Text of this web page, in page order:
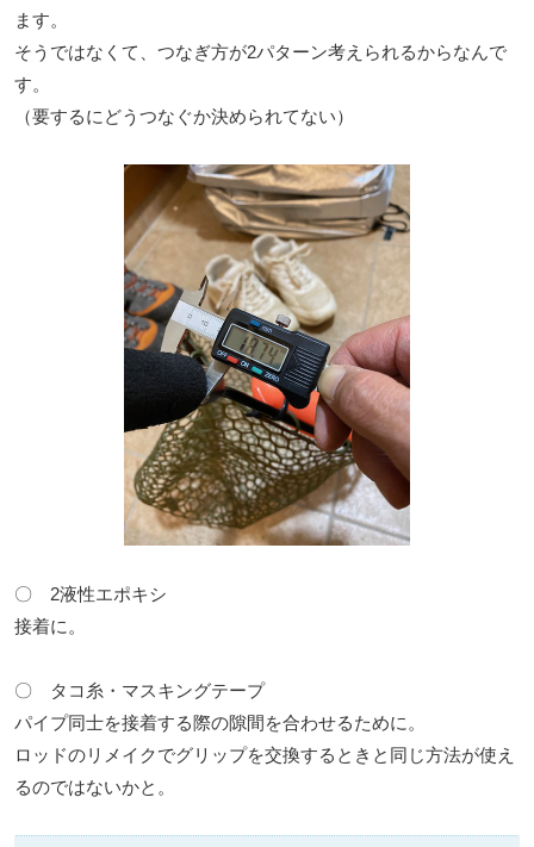
ます。
そうではなくて、つなぎ方が2パターン考えられるからなんで
す。
（要するにどうつなぐか決められてない）
〇 2液性エポキシ
接着に。
〇 タコ糸・マスキングテープ
パイプ同士を接着する際の隙間を合わせるために。
ロッドのリメイクでグリップを交換するときと同じ方法が使え
るのではないかと。